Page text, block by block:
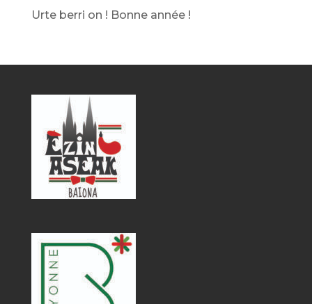
Urte berri on ! Bonne année !